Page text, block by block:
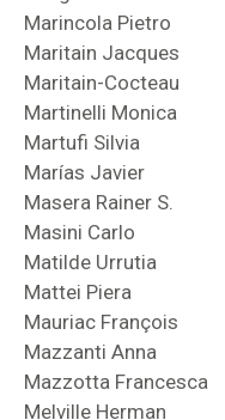
Marincola Pietro
Maritain Jacques
Maritain-Cocteau
Martinelli Monica
Martufi Silvia
Marías Javier
Masera Rainer S.
Masini Carlo
Matilde Urrutia
Mattei Piera
Mauriac François
Mazzanti Anna
Mazzotta Francesca
Melville Herman